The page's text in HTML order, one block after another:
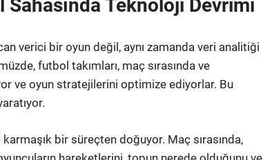
Teknoloji Devrimi
verici bir oyun değil, aynı zamanda veri analitiği
futbol takımları, maç sırasında ve
ve oyun stratejilerini optimize ediyorlar. Bu
bir süreçten doğuyor. Maç sırasında,